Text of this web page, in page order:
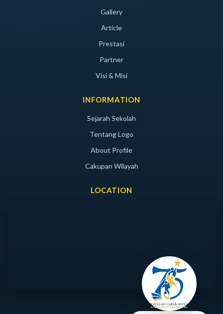
Gallery
Article
Prestasi
Partner
Visi & Misi
INFORMATION
Sejarah Sekolah
Tentang Logo
About Profile
Cakupan Wilayah
LOCATION